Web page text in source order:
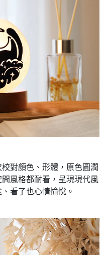
對顏色、形體，原色圓潤
風格都耐看，呈現現代風
看了也心情愉悅。